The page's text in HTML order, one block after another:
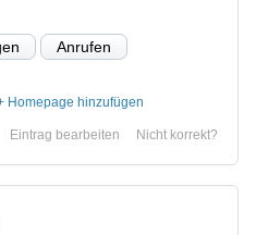
Anrufen
Homepage hinzufügen
Nicht korrekt?
Eintrag bearbeiten